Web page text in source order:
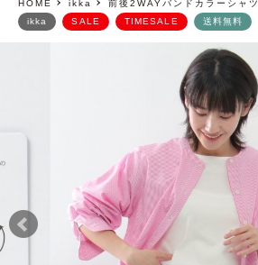
HOME ikka 前後2WAYバンドカラーシャツ
ikka SALE TIMESALE 送料無料